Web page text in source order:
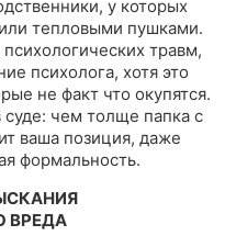
у которых
тепловыми пушками.
травм,
психолога, хотя это
не факт что окупятся.
чем толще папка с
ваша позиция, даже
формальность.
ВРЕДА